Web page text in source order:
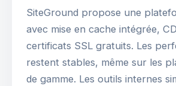
SiteGround propose une
avec mise en cache intégrée,
certificats SSL gratuits. Les
restent stables, même sur les
de gamme. Les outils internes